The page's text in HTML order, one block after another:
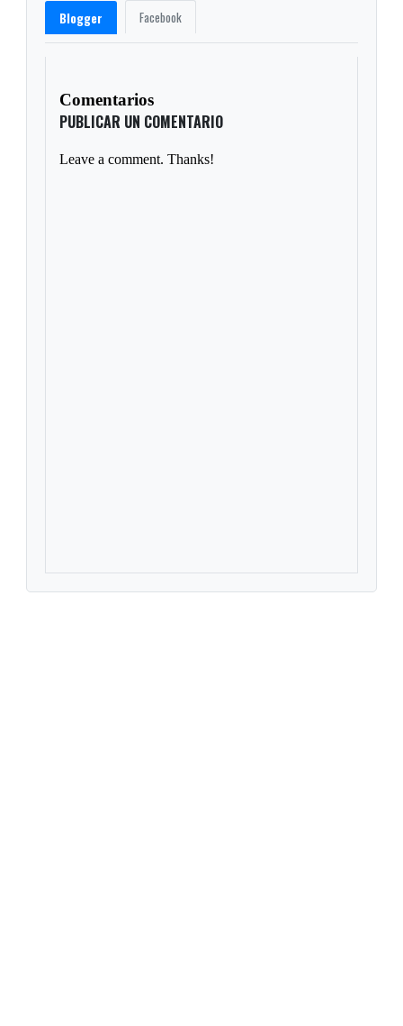
Blogger Facebook
Comentarios
PUBLICAR UN COMENTARIO
Leave a comment. Thanks!